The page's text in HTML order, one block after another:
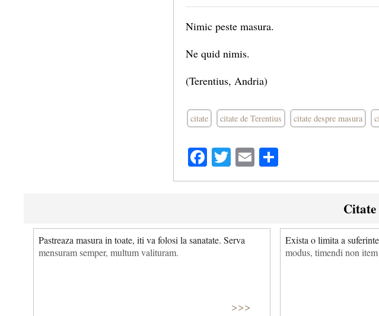
Nimic peste masura.
Ne quid nimis.
(Terentius, Andria)
citate citate de Terentius citate despre masura
Facebook
Twitter
Email
Citate
Pastreaza masura in toate, iti va folosi la sanatate. Serva
mensuram semper, multum valituram.
>>>
Exista o limita a
modus, timendi non item